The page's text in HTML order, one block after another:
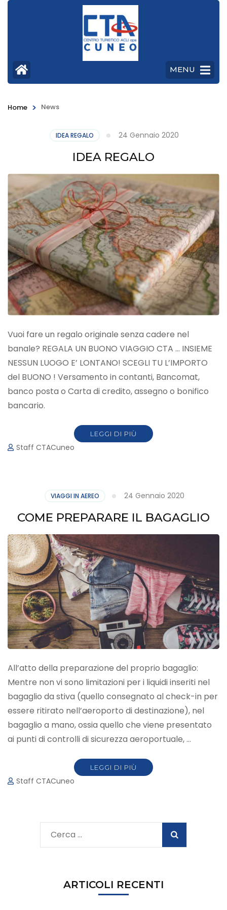
Turistico
MENU
Home > News
IDEA REGALO 24 Gennaio 2020
IDEA REGALO
Vuoi fare un regalo originale senza cadere nel
banale? REGALA UN BUONO VIAGGIO CTA … INSIEME
NESSUN LUOGO E’ LONTANO! SCEGLI TU L’IMPORTO
del BUONO ! Versamento in contanti, Bancomat,
banco posta o Carta di credito, assegno o bonifico
bancario.
LEGGI DI PIÙ
Staff CTACuneo
VIAGGI IN AEREO 24 Gennaio 2020
COME PREPARARE IL BAGAGLIO
All’atto della preparazione del proprio bagaglio:
Mentre non vi sono limitazioni per i liquidi inseriti nel
bagaglio da stiva (quello consegnato al check-in per
essere ritirato nell’aeroporto di destinazione), nel
bagaglio a mano, ossia quello che viene presentato
ai punti di controlli di sicurezza aeroportuale, …
LEGGI DI PIÙ
Staff CTACuneo
Ricerca
per:
ARTICOLI RECENTI